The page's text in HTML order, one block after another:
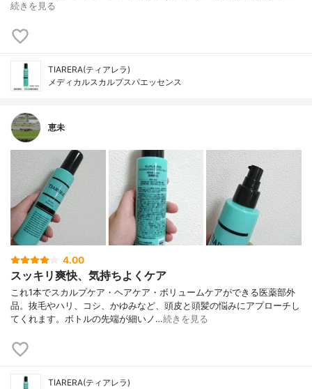
続きを見る
TIARERA(ティアレラ)
メディカルスカルプスパエッセンス
恵未
4.00
スッキリ爽快、気持ちよくケア
これ1本でスカルプケア・ヘアケア・ボリュームケアができる医薬部外
品。抜毛やハリ、コシ、かゆみなど、頭皮と頭髪の悩みにアプローチし
てくれます。ボトルの先端が細いノ…続きを見る
TIARERA(ティアレラ)